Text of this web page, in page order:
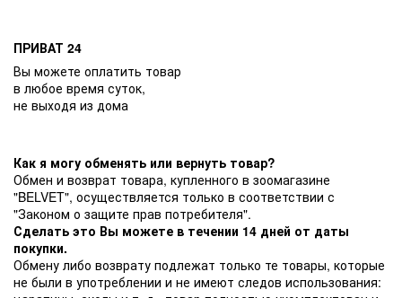
ПРИВАТ 24
Вы можете оплатить товар
в любое время суток,
не выходя из дома
Как я могу обменять или вернуть товар?
Обмен и возврат товара, купленного в зоомагазине
"BELVET", осуществляется только в соответствии с
"Законом о защите прав потребителя".
Сделать это Вы можете в течении 14 дней от даты
покупки.
Обмену либо возврату подлежат только те товары, которые
не были в употреблении и не имеют следов использования: